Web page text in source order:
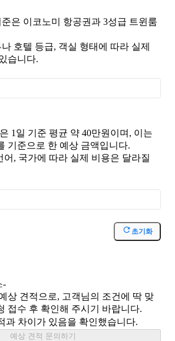
준은 이코노미 항공권과 3성급 트윈룸
호텔 등급, 객실 형태에 따라 실제
습니다.
1일 기준 평균 약 40만원이며, 이는
기준으로 한 예상 금액입니다.
어, 국가에 따라 실제 비용은 달라질
초기화
-
상 견적으로, 고객님의 조건에 딱 맞
접수 후 확인해 주시기 바랍니다.
과 차이가 있음을 확인했습니다.
예상 견적 문의하기